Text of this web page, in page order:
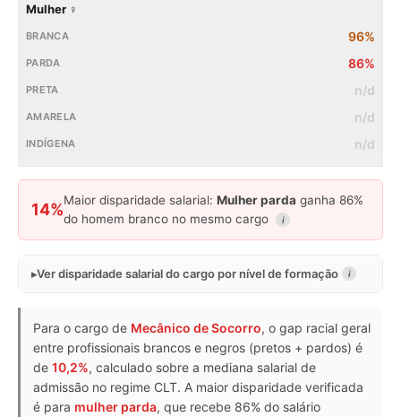
Mulher ♀
96%
86%
n/d
n/d
n/d
14%
Maior disparidade salarial: Mulher parda ganha 86%
do homem branco no mesmo cargo
i
Ver disparidade salarial do cargo por nível de formação i
Para o cargo de Mecânico de Socorro, o gap racial geral
entre profissionais brancos e negros (pretos + pardos) é
de 10,2%, calculado sobre a mediana salarial de
admissão no regime CLT. A maior disparidade verificada
é para mulher parda, que recebe 86% do salário